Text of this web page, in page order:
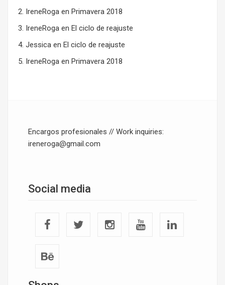
IreneRoga en Primavera 2018
IreneRoga en El ciclo de reajuste
Jessica en El ciclo de reajuste
IreneRoga en Primavera 2018
Encargos profesionales // Work inquiries:
ireneroga@gmail.com
Social media